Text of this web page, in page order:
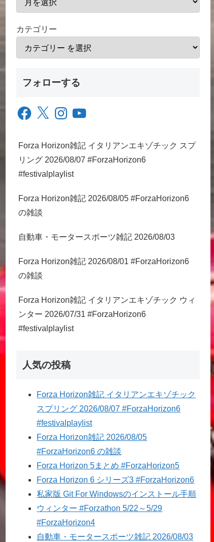
カテゴリー
フォローする
Facebook
X InstagramYouTube
Forza Horizon雑記 イタリアンエキゾチック スプ
リング 2026/08/07 #ForzaHorizon6
#festivalplaylist
Forza Horizon雑記 2026/08/05 #ForzaHorizon6
の雑談
自動車・モータースポーツ雑記 2026/08/03
Forza Horizon雑記 2026/08/01 #ForzaHorizon6
の雑談
Forza Horizon雑記 イタリアンエキゾチック ウィ
ンター 2026/07/31 #ForzaHorizon6
#festivalplaylist
人気の投稿
Forza Horizon雑記 イタリアンエキゾチック
スプリング 2026/08/07 #ForzaHorizon6
#festivalplaylist
Forza Horizon雑記 2026/08/05
#ForzaHorizon6 の雑談
Forza Horizon 5まとめ #ForzaHorizon5
Forza Horizon 6 シリーズ3 #ForzaHorizon6
私家版 Git For Windowsのインストール手順
ウィンター #Forzathon 5/22～5/29
#ForzaHorizon4
自動車・モータースポーツ雑記 2026/08/03